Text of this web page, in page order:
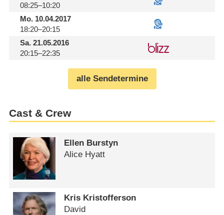
08:25–10:20
Mo.10.04.2017
18:20–20:15
Sa.21.05.2016
20:15–22:35
alle Sendetermine
Cast & Crew
Ellen Burstyn
Alice Hyatt
Kris Kristofferson
David